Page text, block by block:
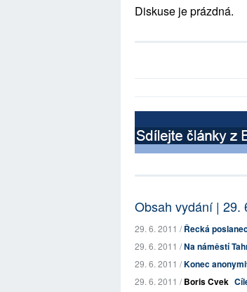
Diskuse je prázdná.
Obsah vydání | 29.
29. 6. 2011 /Řecká
29. 6. 2011 /Na náměstí
29. 6. 2011 /Konec
29. 6. 2011 /Boris Cvek